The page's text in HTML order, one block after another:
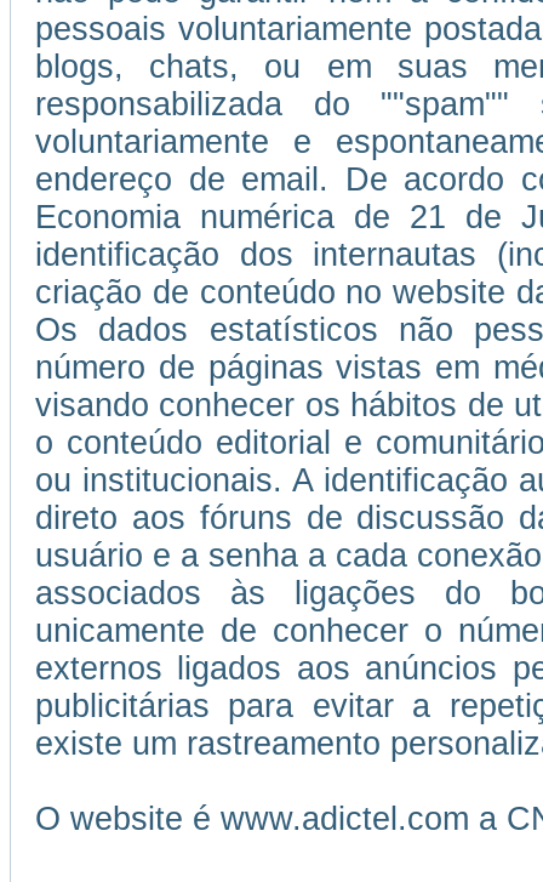
pessoais voluntariamente
blogs, chats, ou em suas
responsabilizada do
voluntariamente e
endereço de email. De acordo
Economia numérica de 21 de
identificação dos internautas
criação de conteúdo no website
Os dados estatísticos não
número de páginas vistas em
visando conhecer os hábitos de
o conteúdo editorial e
ou institucionais. A identificação
direto aos fóruns de discussão
usuário e a senha a cada
associados às ligações do
unicamente de conhecer o
externos ligados aos anúncios
publicitárias para evitar a
existe um rastreamento
O website é www.adictel.com a